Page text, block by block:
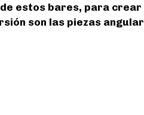
estos bares, para crear
son las piezas